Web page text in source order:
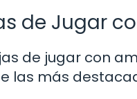
de Jugar
de jugar con
las más